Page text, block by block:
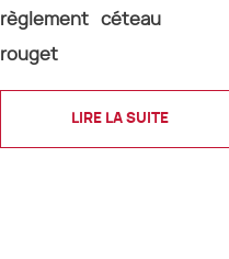
règlement
céteau
rouget
LIRE LA SUITE